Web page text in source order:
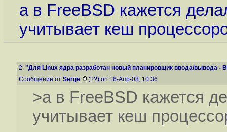
а в FreeBSD кажется
учитывает кеш
2. "Для Linux ядра разработан новый планировщик ввода/вывода -
Сообщение от Serge (??) on 16-Апр-08, 10:36
>а в FreeBSD кажется
учитывает кеш